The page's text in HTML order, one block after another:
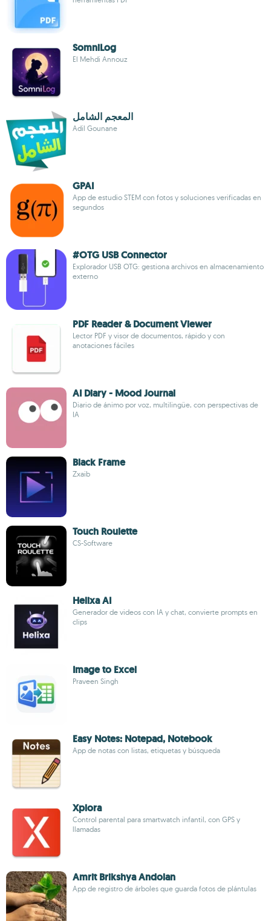
SomniLog
El Mehdi Annouz
المعجم الشامل
Adil Gounane
GPAI
App de estudio STEM con fotos y soluciones verificadas en
segundos
#OTG USB Connector
Explorador USB OTG: gestiona archivos en almacenamiento
externo
PDF Reader & Document Viewer
Lector PDF y visor de documentos, rápido y con
anotaciones fáciles
AI Diary - Mood Journal
Diario de ánimo por voz, multilingüe, con perspectivas de
IA
Black Frame
Zxaib
Touch Roulette
CS-Software
Helixa AI
Generador de videos con IA y chat, convierte prompts en
clips
Image to Excel
Praveen Singh
Easy Notes: Notepad, Notebook
App de notas con listas, etiquetas y búsqueda
Xplora
Control parental para smartwatch infantil, con GPS y
llamadas
Amrit Brikshya Andolan
App de registro de árboles que guarda fotos de plántulas